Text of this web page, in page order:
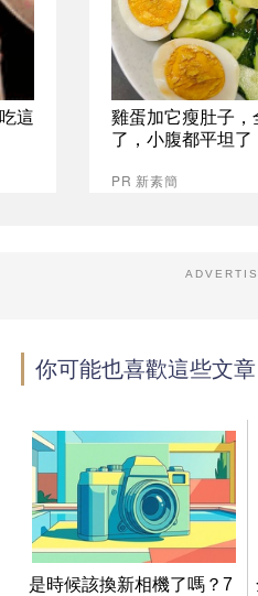
這
雞蛋加它瘦肚子
了，小腹都平坦了
PR 新素簡
你可能也喜歡這些文章
是時候該換新相機了嗎？7